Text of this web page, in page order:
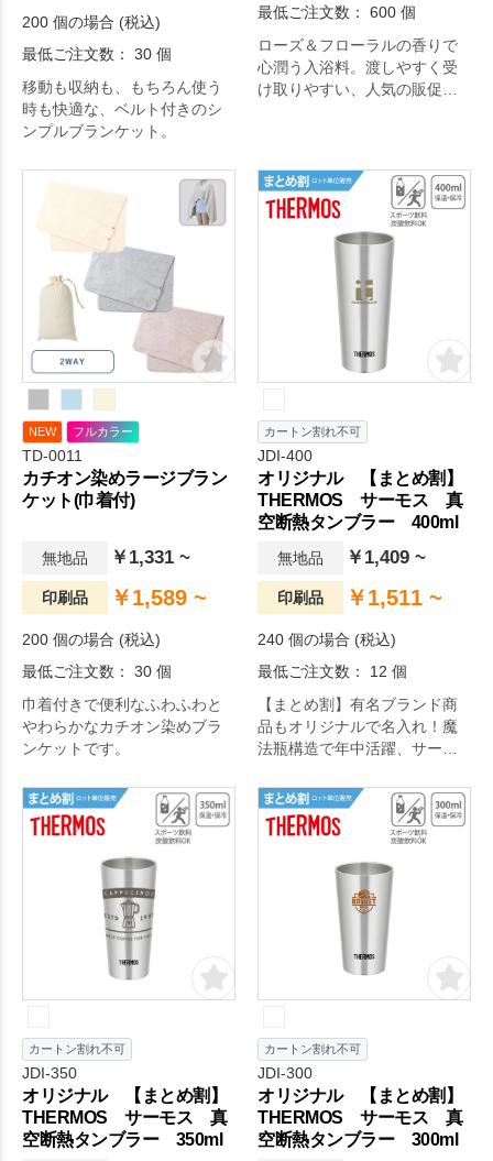
200 個の場合 (税込)
最低ご注文数： 30 個
移動も収納も、もちろん使う
時も快適な、ベルト付きのシ
ンプルブランケット。
最低ご注文数： 600 個
ローズ＆フローラルの香りで
心潤う入浴料。渡しやすく受
け取りやすい、人気の販促品
NEW フルカラー
TD-0011
カチオン染めラージブラン
ケット(巾着付)
無地品 ￥1,331 ~
印刷品 ￥1,589 ~
200 個の場合 (税込)
最低ご注文数： 30 個
巾着付きで便利なふわふわと
やわらかなカチオン染めブラ
ンケットです。
カートン割れ不可
JDI-400
オリジナル 【まとめ割】
THERMOS サーモス 真
空断熱タンブラー 400ml
無地品 ￥1,409 ~
印刷品 ￥1,511 ~
240 個の場合 (税込)
最低ご注文数： 12 個
【まとめ割】有名ブランド商
品もオリジナルで名入れ！魔
法瓶構造で年中活躍、サーモ
す。名入れができるので、記
念品や景品としてお渡しする
のにぴったり。
カートン割れ不可
JDI-350
オリジナル 【まとめ割】
THERMOS サーモス 真
空断熱タンブラー 350ml
カートン割れ不可
JDI-300
オリジナル 【まとめ割】
THERMOS サーモス 真
空断熱タンブラー 300ml